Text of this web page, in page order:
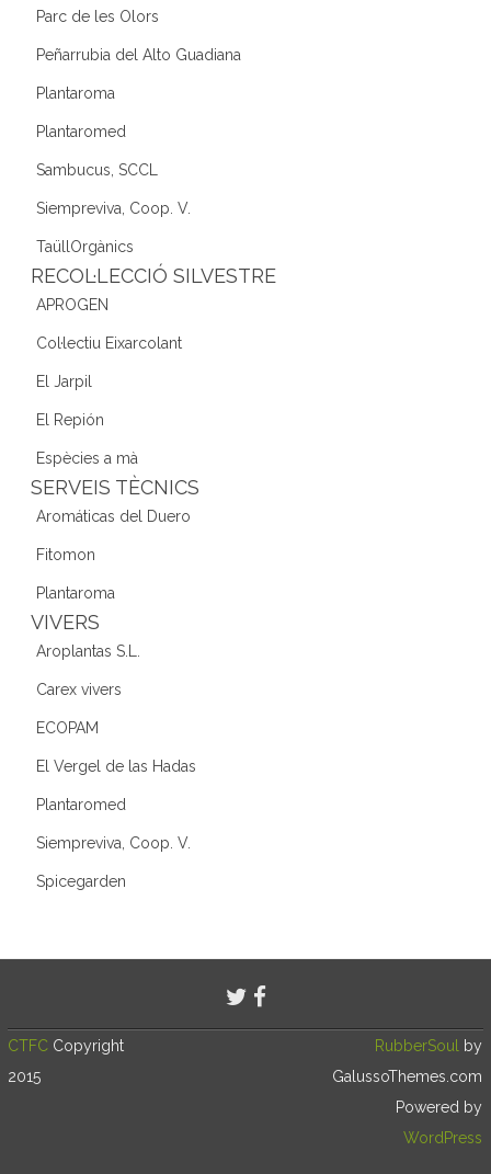
Parc de les Olors
Peñarrubia del Alto Guadiana
Plantaroma
Plantaromed
Sambucus, SCCL
Siempreviva, Coop. V.
TaüllOrgànics
RECOL·LECCIÓ SILVESTRE
APROGEN
Col·lectiu Eixarcolant
El Jarpil
El Repión
Espècies a mà
SERVEIS TÈCNICS
Aromáticas del Duero
Fitomon
Plantaroma
VIVERS
Aroplantas S.L.
Carex vivers
ECOPAM
El Vergel de las Hadas
Plantaromed
Siempreviva, Coop. V.
Spicegarden
CTFC Copyright
2015
RubberSoul
by
GalussoThemes.com
Powered by
WordPress